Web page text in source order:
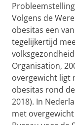
Probleemstelling
Volgens de
obesitas een
tegelijkertijd
Organisation,
overgewicht ligt
obesitas rond
2018). In
met